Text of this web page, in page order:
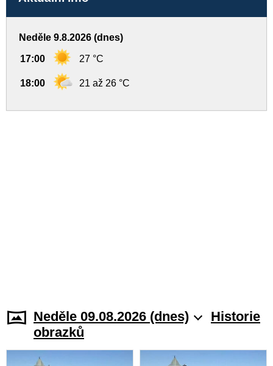
Neděle 9.8.2026 (dnes)
17:00 27 °C
18:00 21 až 26 °C
Neděle 09.08.2026 (dnes)
Historie
obrazků